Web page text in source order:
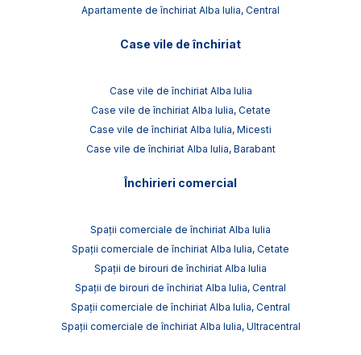
Apartamente de închiriat Alba Iulia, Central
Case vile de închiriat
Case vile de închiriat Alba Iulia
Case vile de închiriat Alba Iulia, Cetate
Case vile de închiriat Alba Iulia, Micesti
Case vile de închiriat Alba Iulia, Barabant
Închirieri comercial
Spații comerciale de închiriat Alba Iulia
Spații comerciale de închiriat Alba Iulia, Cetate
Spații de birouri de închiriat Alba Iulia
Spații de birouri de închiriat Alba Iulia, Central
Spații comerciale de închiriat Alba Iulia, Central
Spații comerciale de închiriat Alba Iulia, Ultracentral